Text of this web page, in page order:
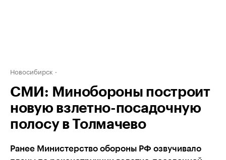
Новосибирск
СМИ: Минобороны построит
новую взлетно-посадочную
полосу в Толмачево
Ранее Министерство обороны РФ озвучивало